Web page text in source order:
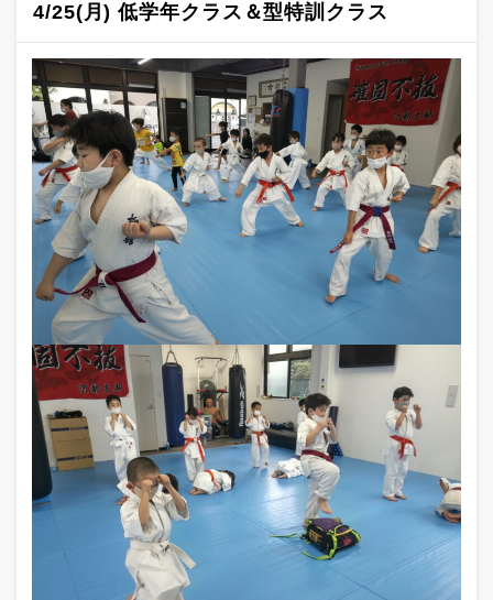
4/25(月) 低学年クラス＆型特訓クラス